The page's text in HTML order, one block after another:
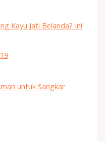
Kayu Jati Belanda? Ini
untuk Sangkar